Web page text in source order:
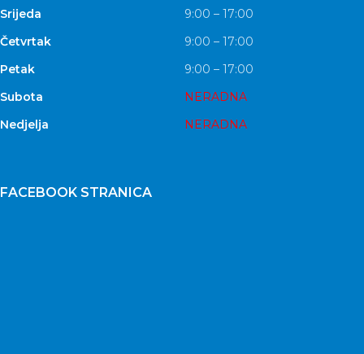
Srijeda
9:00 – 17:00
Četvrtak
9:00 – 17:00
Petak
9:00 – 17:00
Subota
NERADNA
Nedjelja
NERADNA
FACEBOOK STRANICA